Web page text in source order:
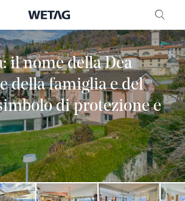
il nome della Dea
della famiglia e del
di protezione e